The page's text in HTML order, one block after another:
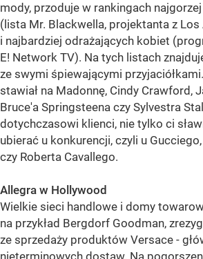
mody, przoduje w rankingach
(lista Mr. Blackwella, projektanta z Los
i najbardziej odrażających kobiet
E! Network TV). Na tych listach
ze swymi śpiewającymi
stawiał na Madonnę, Cindy Crawford,
Bruce'a Springsteena czy Sylvestra
dotychczasowi klienci, nie tylko ci
ubierać u konkurencji, czyli u
czy Roberta Cavallego.
Allegra w Hollywood
Wielkie sieci handlowe i domy
na przykład Bergdorf Goodman,
ze sprzedaży produktów Versace -